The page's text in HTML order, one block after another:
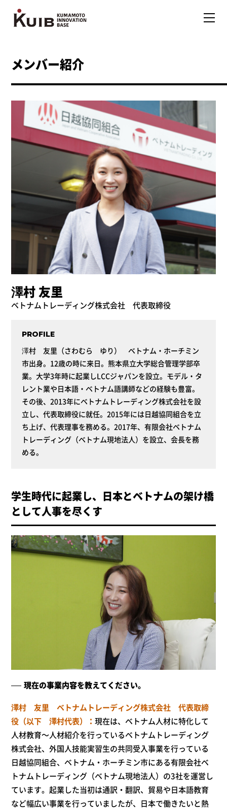
メンバー紹介
澤村 友里
ベトナムトレーディング株式会社 代表取締役
PROFILE
澤村 友里（さわむら ゆり） ベトナム・ホーチミン
市出身。12歳の時に来日。熊本県立大学総合管理学部卒
業。大学3年時に起業しLCCジャパンを設立。モデル・タ
レント業や日本語・ベトナム語講師などの経験も豊富。
その後、2013年にベトナムトレーディング株式会社を設
立し、代表取締役に就任。2015年には日越協同組合を立
ち上げ、代表理事を務める。2017年、有限会社ベトナム
トレーディング（ベトナム現地法人）を設立、会長を務
める。
学生時代に起業し、日本とベトナムの架け橋
として人事を尽くす
現在の事業内容を教えてください。
澤村 友里 ベトナムトレーディング株式会社 代表取締
役（以下 澤村代表）
現在は、ベトナム人材に特化して
人材教育～人材紹介を行っているベトナムトレーディング
株式会社、外国人技能実習生の共同受入事業を行っている
日越協同組合、ベトナム・ホーチミン市にある有限会社ベ
トナムトレーディング（ベトナム現地法人）の3社を運営し
ています。起業した当初は通訳・翻訳、貿易や日本語教育
など幅広い事業を行っていましたが、日本で働きたいと熱